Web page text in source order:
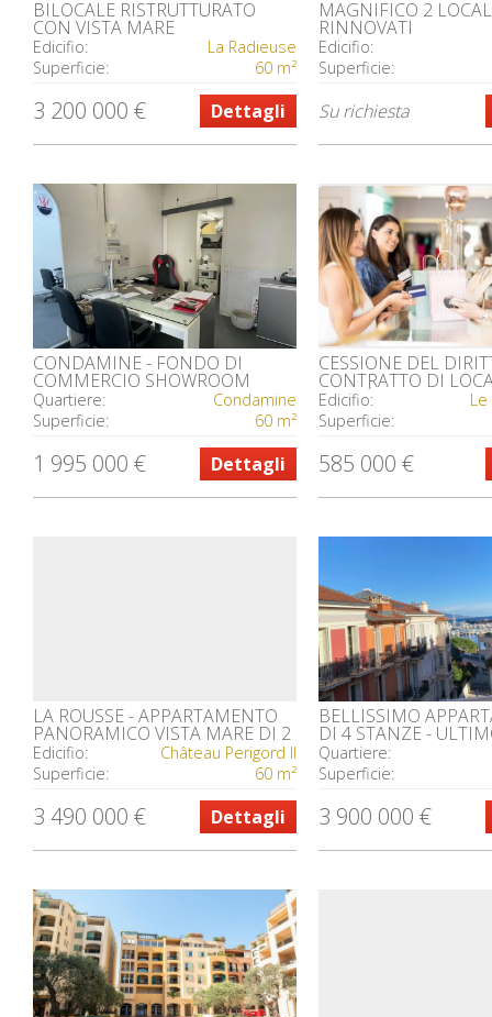
BILOCALE RISTRUTTURATO
CON VISTA MARE
Edicifio:
La Radieuse
Superficie:
60 m²
3 200 000 € Dettagli
MAGNIFICO 2
RINNOVATI
Edicifio:
Superficie:
Su richiesta
CONDAMINE - FONDO DI
COMMERCIO SHOWROOM
AUTO
Quartiere:
Condamine
Superficie:
60 m²
1 995 000 € Dettagli
CESSIONE DEL
CONTRATTO DI
CARRÉ D'OR
Edicifio:
Superficie:
585 000 €
LA ROUSSE - APPARTAMENTO
PANORAMICO VISTA MARE DI 2
LOCALI
Edicifio:
Château Perigord II
Superficie:
60 m²
3 490 000 € Dettagli
BELLISSIMO
DI 4 STANZE -
EDIFICIO DI
MILLO
Quartiere:
Superficie:
3 900 000 €